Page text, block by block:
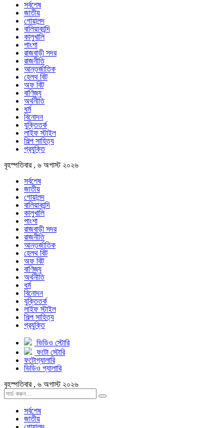
সর্বশেষ
জাতীয়
গোয়ালন্দ
বালিয়াকান্দি
কালুখালি
পাংশা
রাজবাড়ী সদর
রাজনীতি
আন্তর্জাতিক
হেলথ বিট
অফ বিট
বাণিজ্য
অর্থনীতি
ধর্ম
বিনোদন
যুক্তিতর্ক
লাইফ স্টাইল
শিল্প সাহিত্য
প্রযুক্তি
বৃহস্পতিবার , ৬ অগাস্ট ২০২৬
সর্বশেষ
জাতীয়
গোয়ালন্দ
বালিয়াকান্দি
কালুখালি
পাংশা
রাজবাড়ী সদর
রাজনীতি
আন্তর্জাতিক
হেলথ বিট
অফ বিট
বাণিজ্য
অর্থনীতি
ধর্ম
বিনোদন
যুক্তিতর্ক
লাইফ স্টাইল
শিল্প সাহিত্য
প্রযুক্তি
ভিডিও স্টোরি
ফটো স্টোরি
ফটোগ্যালারি
ভিডিও গ্যালারি
বৃহস্পতিবার , ৬ অগাস্ট ২০২৬
সর্বশেষ
জাতীয়